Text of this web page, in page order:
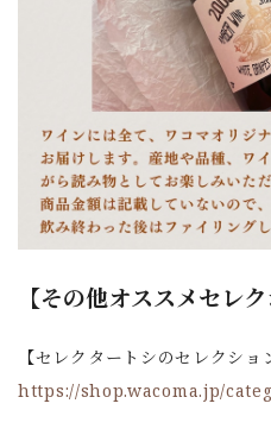
【その他オススメセレク
【セレクタートシのセレクショ
https://shop.wacoma.jp/